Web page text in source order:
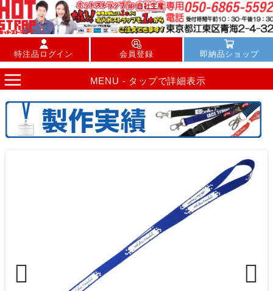
特注品ログイン 会員登録 即納品ショップ
MENU - タップで詳細表示